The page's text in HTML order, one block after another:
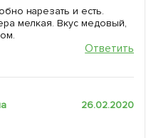
нарезать и есть.
мелкая. Вкус медовый,
Ответить
26.02.2020